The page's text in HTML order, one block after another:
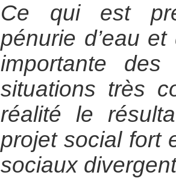
Ce qui est
pénurie d’eau
importante
situations très
réalité le
projet social fort
sociaux